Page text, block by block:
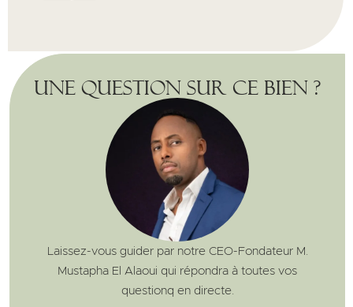
Une question sur ce bien ?
Laissez-vous guider par notre CEO-Fondateur M.
Mustapha El Alaoui qui répondra à toutes vos
questionq en directe.